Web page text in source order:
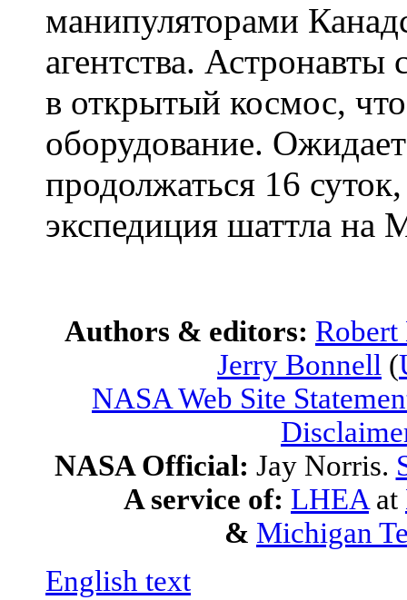
манипуляторами
агентства. Астронавты
в открытый космос,
оборудование.
продолжаться 16
экспедиция шаттла на
Authors & editors:
Jerry Bonnell (
NASA Web Site
NASA Official: Jay Norris.
A service of: LHEA at
& Michigan
English text